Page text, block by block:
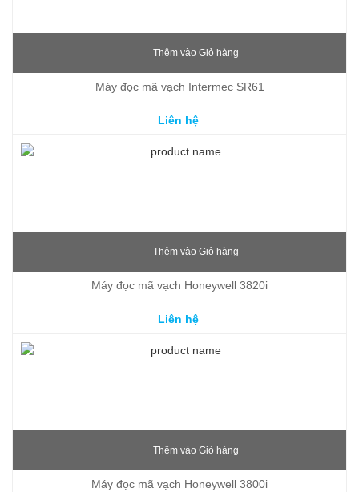
Thêm vào Giỏ hàng
Máy đọc mã vạch Intermec SR61
Liên hệ
Thêm vào Giỏ hàng
Máy đọc mã vạch Honeywell 3820i
Liên hệ
Thêm vào Giỏ hàng
Máy đọc mã vạch Honeywell 3800i